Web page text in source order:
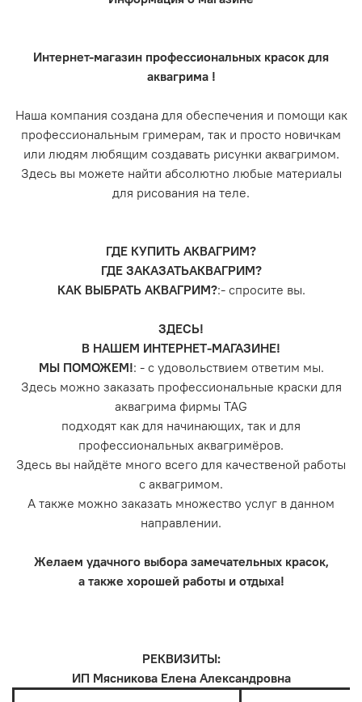
Интернет-магазин профессиональных красок для
аквагрима !
Наша компания создана для обеспечения и помощи как
профессиональным гримерам, так и просто новичкам
или людям любящим создавать рисунки аквагримом.
Здесь вы можете найти абсолютно любые материалы
для рисования на теле.
ГДЕ КУПИТЬ АКВАГРИМ?
ГДЕ ЗАКАЗАТЬАКВАГРИМ?
КАК ВЫБРАТЬ АКВАГРИМ?:- спросите вы.
ЗДЕСЬ!
В НАШЕМ ИНТЕРНЕТ-МАГАЗИНЕ!
МЫ ПОМОЖЕМ!: - с удовольствием ответим мы.
Здесь можно заказать профессиональные краски для
аквагрима фирмы TAG
подходят как для начинающих, так и для
профессиональных аквагримёров.
Здесь вы найдёте много всего для качественой работы
с аквагримом.
А также можно заказать множество услуг в данном
направлении.
Желаем удачного выбора замечательных красок,
а также хорошей работы и отдыха!
РЕКВИЗИТЫ:
ИП Мясникова Елена Александровна